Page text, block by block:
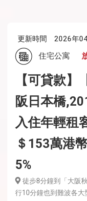
更新時間 2026年
住宅公寓
【可貸款
阪日本橋
入住年輕租
＄153萬港
5%
徒步8分鐘到「大阪
行10分鐘也到難波各大